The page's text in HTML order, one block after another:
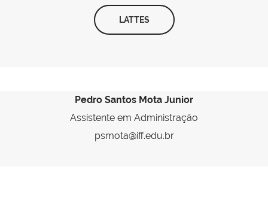
LATTES
Pedro Santos Mota Junior
Assistente em Administração
psmota@iff.edu.br